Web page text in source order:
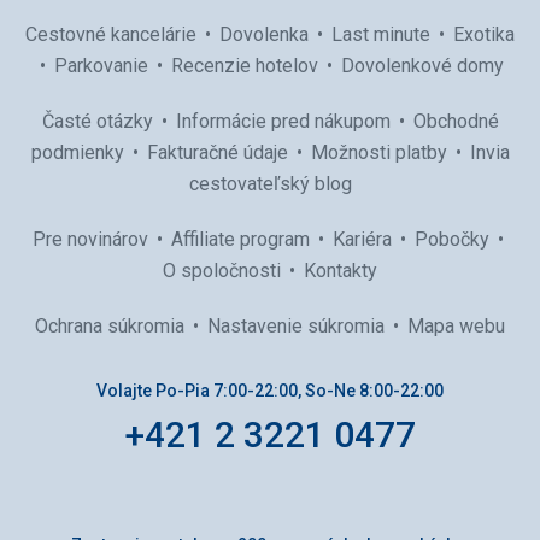
Viz ubytování. Klimatizace 4 eura / den, trezor 12 eur -
pobyt (škoda, to je takový hloupý poplatek, když už ten
spokojený, nic se mu neztratilo a třeba i odvrátil hrozbu
krádeže, popř. podezření od svého personálu...).
Táto recenzia bola preložená automaticky pomocou
Cestovné kancelárie Dovolenka Last minute
Exotika
Parkovanie
Recenzie hotelov Dovolenkové domy
Časté otázky Informácie pred nákupom
Obchodné
podmienky
Fakturačné údaje Možnosti platby
Invia
cestovateľský blog
Pre novinárov Affiliate program Kariéra
Pobočky
O spoločnosti
Kontakty
Ochrana súkromia Nastavenie súkromia Mapa webu
Volajte Po-Pia 7:00-22:00, So-Ne 8:00-22:00
+421 2 3221 0477